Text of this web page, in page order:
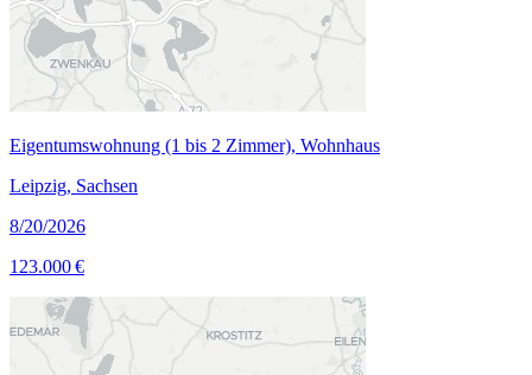
Eigentumswohnung (1 bis 2 Zimmer), Wohnhaus
Leipzig, Sachsen
8/20/2026
123.000 €